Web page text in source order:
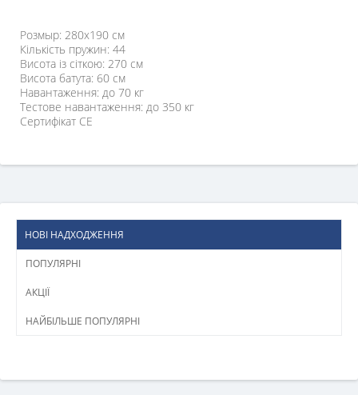
Розмыр: 280х190 см
Кількість пружин: 44
Висота із сіткою: 270 см
Висота батута: 60 см
Навантаження: до 70 кг
Тестове навантаження: до 350 кг
Сертифікат CE
НОВІ НАДХОДЖЕННЯ
ПОПУЛЯРНІ
АКЦІЇ
НАЙБІЛЬШЕ ПОПУЛЯРНІ